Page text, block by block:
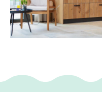
terras biedt een
heuvels en dit wordt
als een groot
voor wandel- en